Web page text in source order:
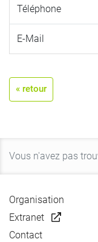
Téléphone
E-Mail
« retour
Organisation
Extranet
Contact